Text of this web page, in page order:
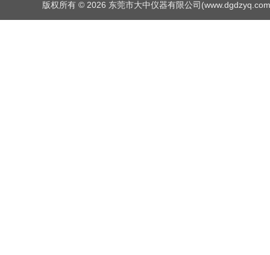
版权所有 © 2026 东莞市大中仪器有限公司